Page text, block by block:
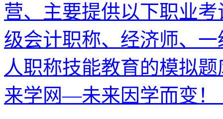
营、主要提供以下职业
级会计职称、经济师、
人职称技能教育的模拟
来学网—未来因学而变！